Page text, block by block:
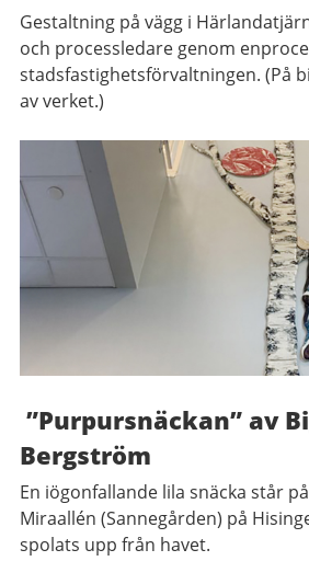
Gestaltning på vägg i
och processledare genom
stadsfastighetsförvaltningen. (På
av verket.)
”Purpursnäckan” av
Bergström
En iögonfallande lila snäcka står
Miraallén (Sannegården) på
spolats upp från havet.